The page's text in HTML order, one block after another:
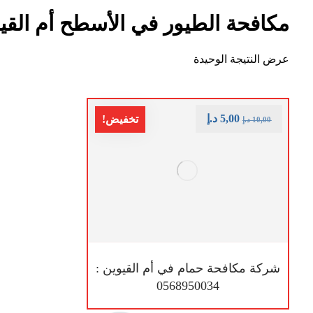
مكافحة الطيور في الأسطح أم
عرض النتيجة الوحيدة
تخفيض!
شركة مكافحة حمام في أم القيوين :
0568950034
10,00 د.إ 5,00 د.إ